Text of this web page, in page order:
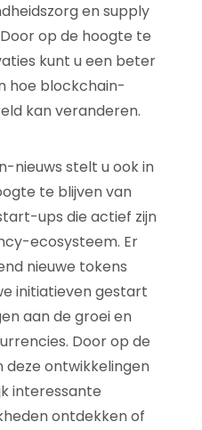
en supply
op de hoogte te
kunt u een beter
hoe blockchain-
kan veranderen.
nieuws stelt u ook in
te blijven van
ups die actief zijn
ecosysteem. Er
nieuwe tokens
initiatieven gestart
aan de groei en
Door op de
deze ontwikkelingen
interessante
ontdekken of